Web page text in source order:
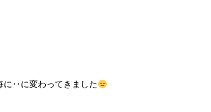
に‥に変わってきました